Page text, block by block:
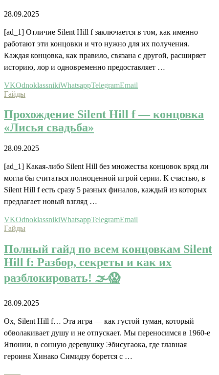
28.09.2025
[ad_1] Отличие Silent Hill f заключается в том, как именно
работают эти концовки и что нужно для их получения.
Каждая концовка, как правило, связана с другой, расширяет
историю, лор и одновременно предоставляет …
VKOdnoklassnikiWhatsappTelegramEmail
Гайды
Прохождение Silent Hill f — концовка
«Лисья свадьба»
28.09.2025
[ad_1] Какая-либо Silent Hill без множества концовок вряд ли
могла бы считаться полноценной игрой серии. К счастью, в
Silent Hill f есть сразу 5 разных финалов, каждый из которых
предлагает новый взгляд …
VKOdnoklassnikiWhatsappTelegramEmail
Гайды
Полный гайд по всем концовкам Silent
Hill f: Разбор, секреты и как их
разблокировать! 🌫️😱
28.09.2025
Ох, Silent Hill f… Эта игра — как густой туман, который
обволакивает душу и не отпускает. Мы переносимся в 1960-е
Японии, в сонную деревушку Эбисугаока, где главная
героиня Хинако Симидзу борется с …